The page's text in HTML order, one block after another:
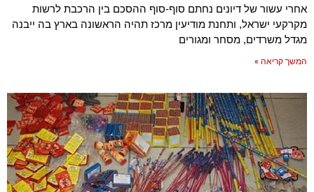
אחרי עשור של דיונים נחתם סוף-סוף ההסכם בין הרכבת לרשות
מקרקעי ישראל, ותחנת מודיעין מרכז תהיה הראשונה בארץ בה ייבנה
מגדל משרדים, מסחר ומגורים
המשך קריאה »